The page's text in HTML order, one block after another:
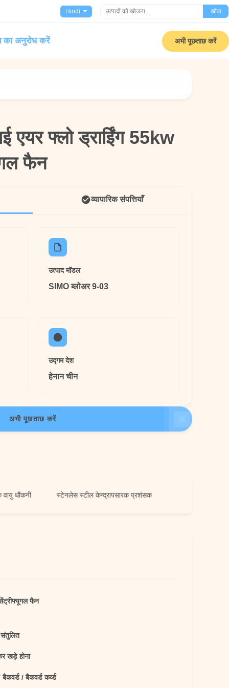
Hindi खोज
का अनुरोध करें अभी पूछताछ करें
एयर फ्लो ड्राईिंग 55kw
फैन
एयर फ्लो ड्राईिंग 55kw
फैन
व्यापारिक संपत्तियाँ
उत्पाद मॉडल
SIMO ब्लोअर 9-03
उद्गम देश
हेनान चीन
अभी पूछताछ करें
स्टेनलेस स्टील केन्द्रापसारक प्रशंसक
फैन
संतुलित
खड़े होना
बैकवर्ड / बैकवर्ड कर्व्ड